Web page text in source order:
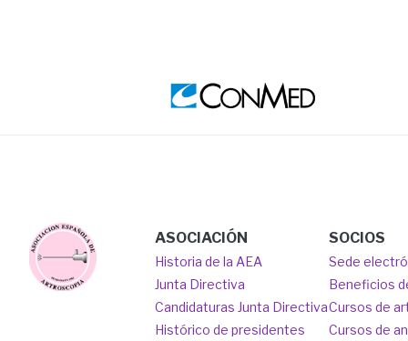
Image
Image
Main
navigation
ASOCIACIÓN
Historia de la AEA
Junta Directiva
Candidaturas Junta Directiva
Histórico de presidentes
SOCIOS
Sede
Beneficios
Cursos de
Cursos de